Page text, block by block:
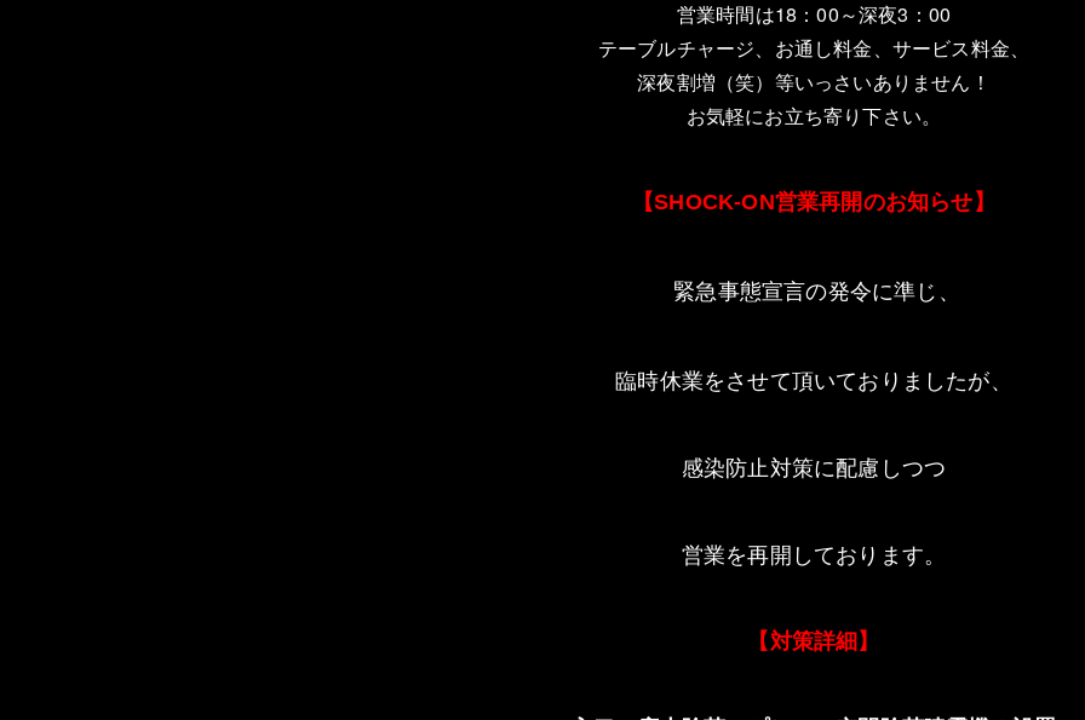
営業時間は18：00～深夜3：00
テーブルチャージ、お通し料金、サービス料金、
深夜割増（笑）等いっさいありません！
お気軽にお立ち寄り下さい。
【SHOCK-ON営業再開のお知らせ】
緊急事態宣言の発令に準じ、
臨時休業をさせて頂いておりましたが、
感染防止対策に配慮しつつ
営業を再開しております。
【対策詳細】